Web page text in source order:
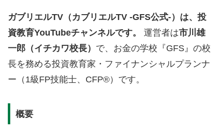
ガブリエルTV（カブリエルTV -GFS公式-）は、投
資教育YouTubeチャンネルです。
運営者は市川雄
一郎（イチカワ校長） で、お金の学校『GFS』の校
長を務める投資教育家・ファイナンシャルプランナ
ー（1級FP技能士、CFP®）です。
概要